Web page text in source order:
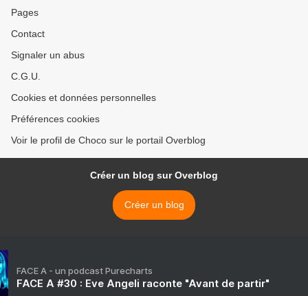
Pages
Contact
Signaler un abus
C.G.U.
Cookies et données personnelles
Préférences cookies
Voir le profil de Choco sur le portail Overblog
Créer un blog sur Overblog
Créer un blog
FACE A - un podcast Purecharts
FACE A #30 : Eve Angeli raconte "Avant de partir"